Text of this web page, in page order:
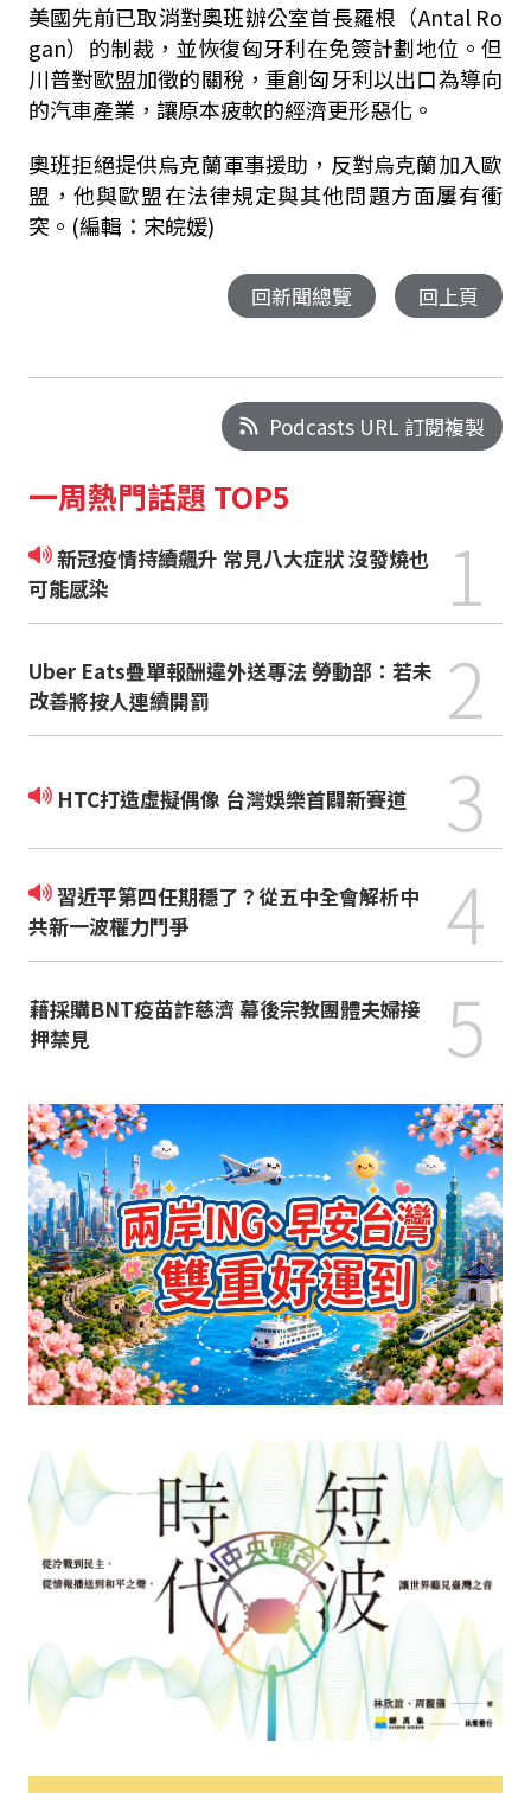
美國先前已取消對奧班辦公室首長羅根（Antal Ro
gan）的制裁，並恢復匈牙利在免簽計劃地位。但
川普對歐盟加徵的關稅，重創匈牙利以出口為導向
的汽車產業，讓原本疲軟的經濟更形惡化。
奧班拒絕提供烏克蘭軍事援助，反對烏克蘭加入歐
盟，他與歐盟在法律規定與其他問題方面屢有衝
突。(編輯：宋皖媛)
回新聞總覽 回上頁
Podcasts URL 訂閱複製
一周熱門話題 TOP5
新冠疫情持續飆升 常見八大症狀 沒發燒也
可能感染
1
Uber Eats疊單報酬違外送專法 勞動部：若未
改善將按人連續開罰
2
HTC打造虛擬偶像 台灣娛樂首闢新賽道 3
習近平第四任期穩了？從五中全會解析中
共新一波權力鬥爭
4
藉採購BNT疫苗詐慈濟 幕後宗教團體夫婦接
押禁見
5